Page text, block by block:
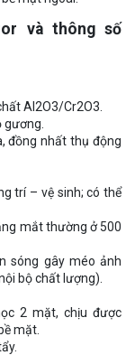
và thông số
Al2O3/Cr2O3.
đồng nhất thụ động
trí – vệ sinh; có thể
mắt thường ở 500
sóng gây méo ảnh
bộ chất lượng).
2 mặt, chịu được
mặt.